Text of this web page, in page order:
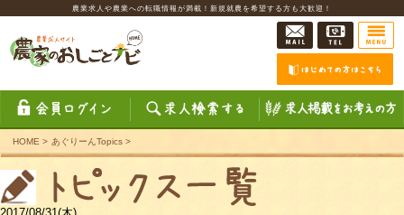
農業求人や農業への転職情報が満載！新規就農を希望する方も大歓迎！
HOME > あぐりーんTopics >